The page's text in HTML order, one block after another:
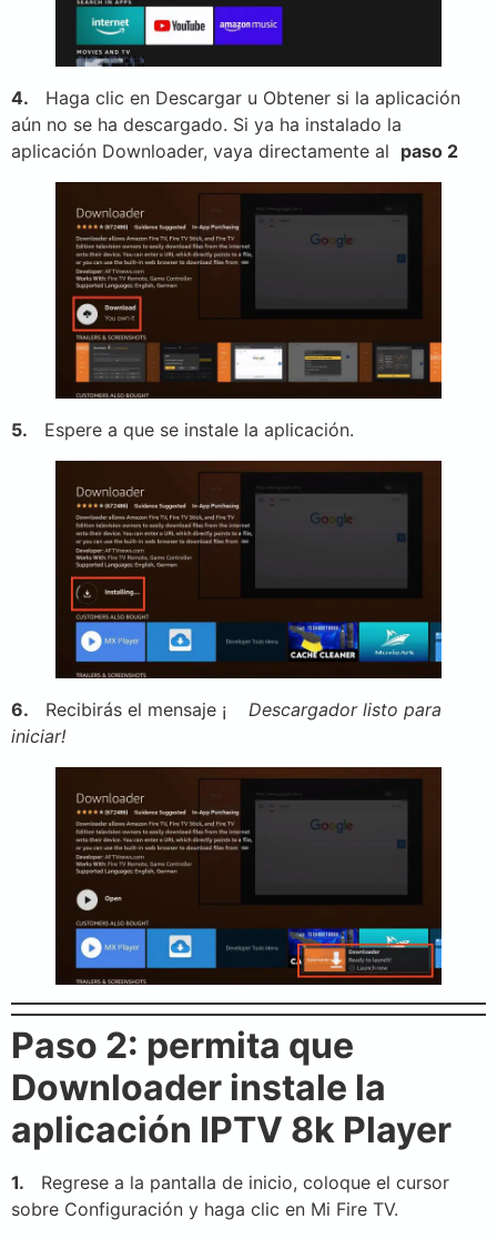
4. Haga clic en Descargar u Obtener si la aplicación
aún no se ha descargado. Si ya ha instalado la
aplicación Downloader, vaya directamente al paso 2
5. Espere a que se instale la aplicación.
6. Recibirás el mensaje ¡ Descargador listo para
iniciar!
Paso 2: permita que
Downloader instale la
aplicación IPTV 8k Player
1. Regrese a la pantalla de inicio, coloque el cursor
sobre Configuración y haga clic en Mi Fire TV.